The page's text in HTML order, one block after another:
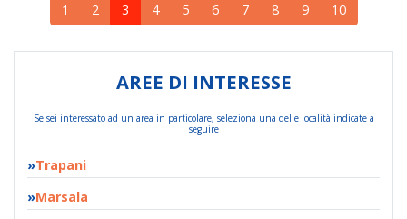
1 2 3 4 5 6 7 8 9 10
AREE DI INTERESSE
Se sei interessato ad un area in particolare, seleziona una delle località indicate a
seguire
Trapani
Marsala